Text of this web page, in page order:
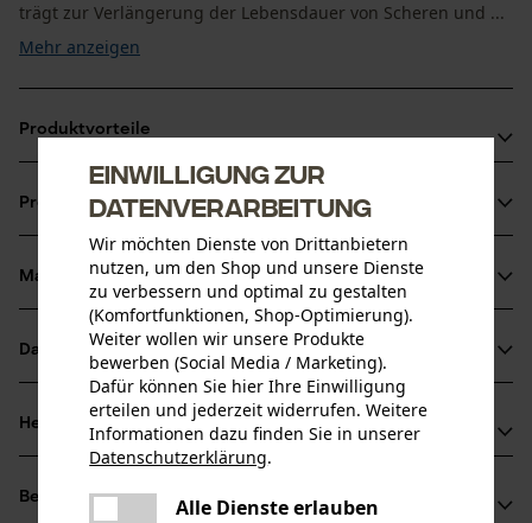
trägt zur Verlängerung der Lebensdauer von Scheren und ...
Mehr anzeigen
Produktvorteile
Temperaturstabil für zuverlässige Schmierung bei
wechselnden Bedingungen
Hohe Druckbelastbarkeit für stark beanspruchte
Werkzeuge
Verschleißmindernd für längere Standzeiten
Produktinformationen
Produktdetails
Aktivitätstyp
Schmieren, Schützen
Altersgruppe
Material & Pflege
Material
Material Hinweis
Schmierfett auf Basis einer Lithium-Kalziumseife und
biologisch schnell abbaubaren synthetischen Estern
Datenblätter
Produktsicherheitsdatenblatt (PDF)
Herstellerdatenblatt (PDF)
Sicherheitsdatenblätter (PDF)
Herstellerinformationen
Ludwigsburger Strasse 71
Bewertungen
Einwilligung zur
Datenverarbeitung
Wir möchten Dienste von Drittanbietern
nutzen, um den Shop und unsere Dienste
zu verbessern und optimal zu gestalten
(Komfortfunktionen, Shop-Optimierung).
Weiter wollen wir unsere Produkte
bewerben (Social Media / Marketing).
Dafür können Sie hier Ihre Einwilligung
erteilen und jederzeit widerrufen. Weitere
Informationen dazu finden Sie in unserer
Datenschutzerklärung.
Alle Dienste erlauben
Es ist ein Fehler aufgetreten. Bitte